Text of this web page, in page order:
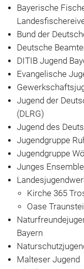
Bayerische
Bund der
Deutsche
DITIB Jugend
Evangelische
Jugend der
(DLRG)
Jugend des
Jugendgruppe
Jugendgruppe
Junges
Kirche 365
Oase
Bayern
Malteser Jugend